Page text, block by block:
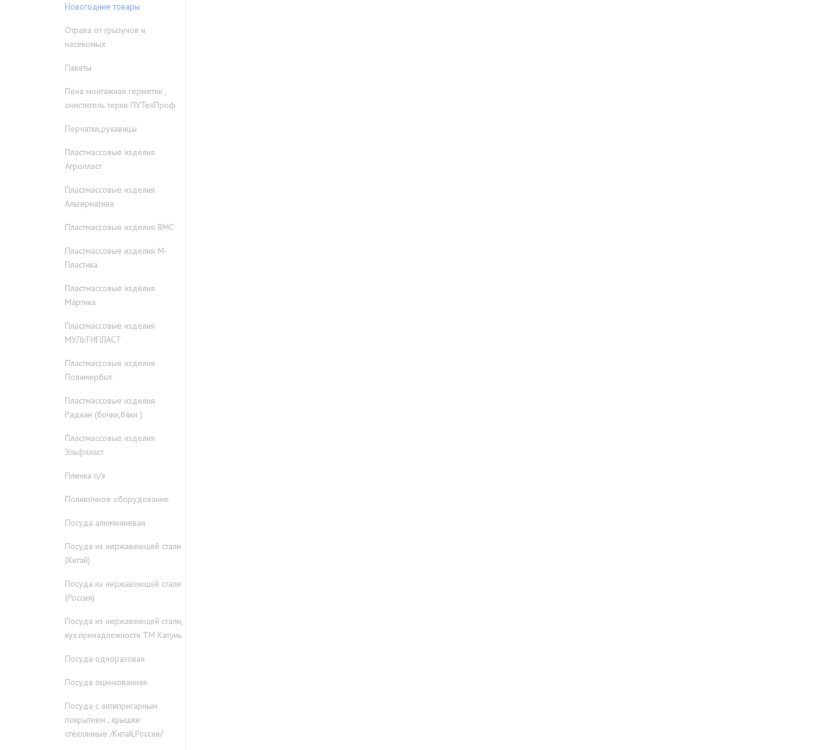
Новогодние товары
Отрава от грызунов и
насекомых
Пакеты
Пена монтажная герметик ,
очиститель терки ПУТехПроф
Перчатки,рукавицы
Пластмассовые изделия
Агропласт
Пластмассовые изделия
Альтернатива
Пластмассовые изделия ВМС
Пластмассовые изделия М-
Пластика
Пластмассовые изделия
Мартика
Пластмассовые изделия
МУЛЬТИПЛАСТ
Пластмассовые изделия
Полимербыт
Пластмассовые изделия
Радиан (бочки,баки )
Пластмассовые изделия
Эльфпласт
Пленка п/э
Поливочное оборудование
Посуда алюминиевая
Посуда из нержавеющей стали
(Китай)
Посуда из нержавеющей стали
(Россия)
Посуда из нержавеющей стали,
кух.принадлежности ТМ Катунь
Посуда одноразовая
Посуда оцинкованная
Посуда с антипригарным
покрытием , крышки
стеклянные /Китай,Россия/